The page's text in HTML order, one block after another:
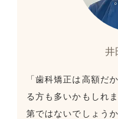
井
「歯科矯正は高額だ
る方も多いかもしれ
第ではないでしょう